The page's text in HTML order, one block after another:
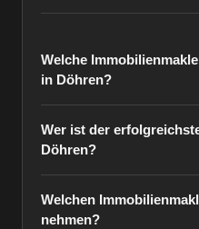
Welche
in Döhren?
Wer ist der
Döhren?
Welchen
nehmen?